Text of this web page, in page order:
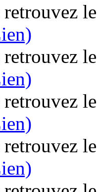
retrouvez
retrouvez
retrouvez
retrouvez